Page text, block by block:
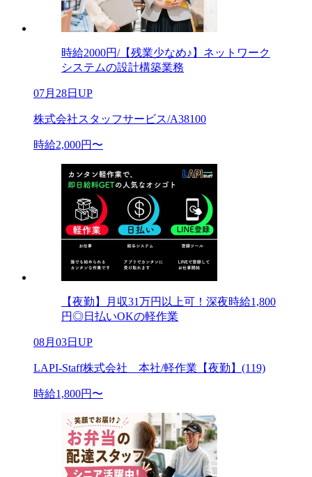
時給2000円/【残業少なめ♪】ネットワーク
システムの設計構築業務
07月28日UP
株式会社スタッフサービス/A38100
時給2,000円〜
【夜勤】月収31万円以上可！深夜時給1,800
円◎日払いOKの軽作業
08月03日UP
LAPI-Staff株式会社 本社/軽作業【夜勤】(119)
時給1,800円〜